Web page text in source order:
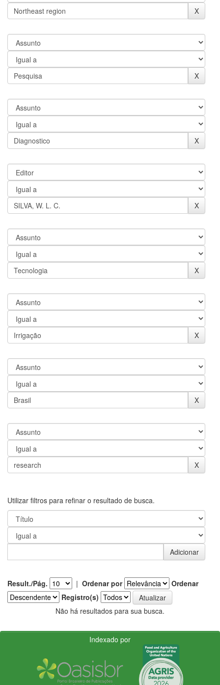
Utilizar filtros para refinar o resultado de busca.
Result./Pág. | Ordenar por
Ordenar
Registro(s)
Não há resultados para sua busca.
Indexado por